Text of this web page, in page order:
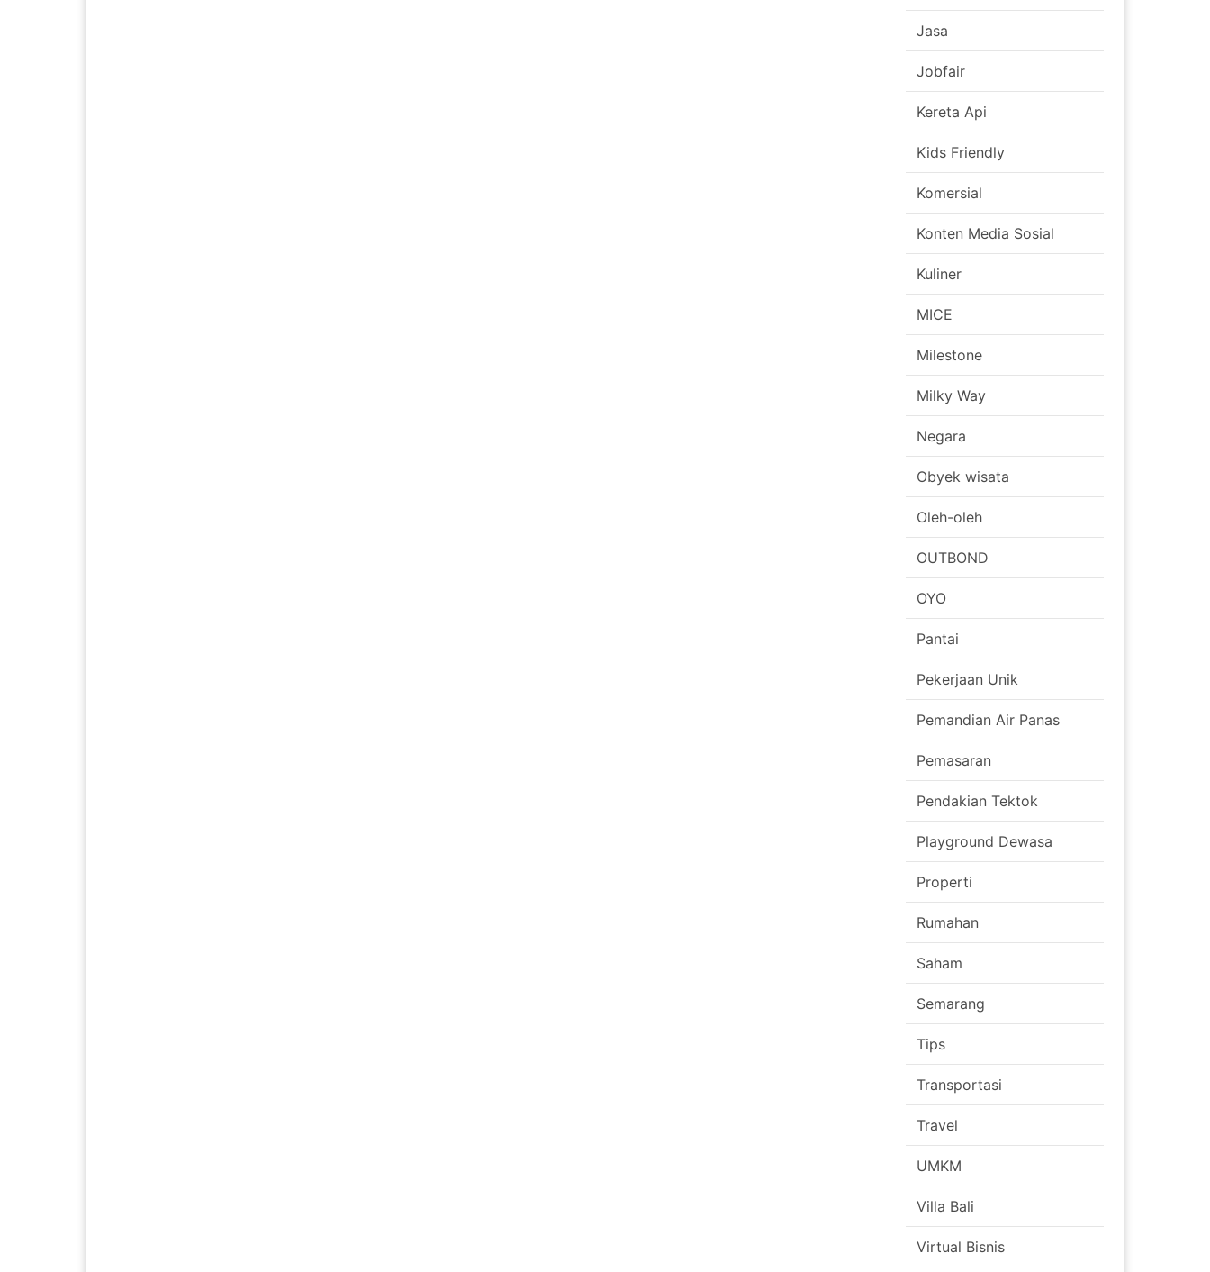
Jasa
Jobfair
Kereta Api
Kids Friendly
Komersial
Konten Media Sosial
Kuliner
MICE
Milestone
Milky Way
Negara
Obyek wisata
Oleh-oleh
OUTBOND
OYO
Pantai
Pekerjaan Unik
Pemandian Air Panas
Pemasaran
Pendakian Tektok
Playground Dewasa
Properti
Rumahan
Saham
Semarang
Tips
Transportasi
Travel
UMKM
Villa Bali
Virtual Bisnis